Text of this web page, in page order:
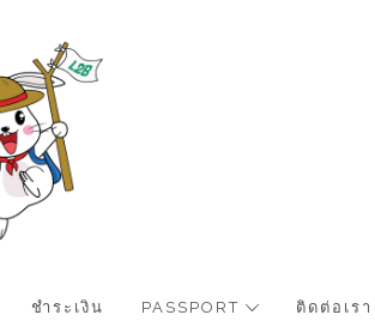
ชำระเงิน PASSPORT ติดต่อเรา